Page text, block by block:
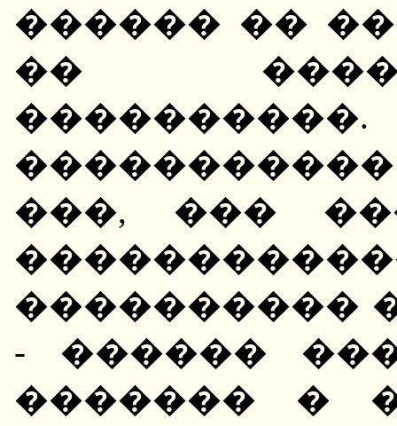
������ ��
��
���, ���
����������
- ������
������� �